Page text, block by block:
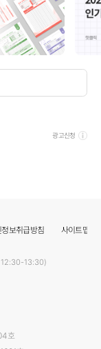
광고신청
보취급방침 사이트맵
13:30)
호